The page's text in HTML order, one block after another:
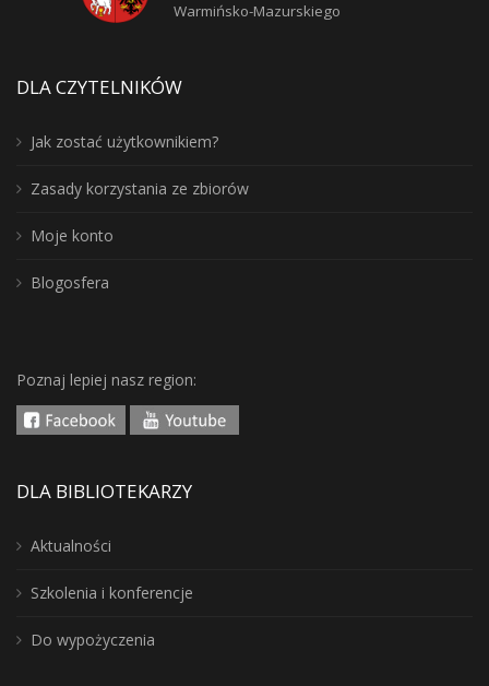
Warmińsko-Mazurskiego
DLA CZYTELNIKÓW
Jak zostać użytkownikiem?
Zasady korzystania ze zbiorów
Moje konto
Blogosfera
Poznaj lepiej nasz region:
DLA BIBLIOTEKARZY
Aktualności
Szkolenia i konferencje
Do wypożyczenia